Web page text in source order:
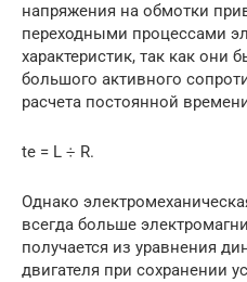
напряжения на обмотки
переходными процессами
характеристик, так как они
большого активного
расчета постоянной
te = L ÷ R.
Однако
всегда больше
получается из уравнения
двигателя при сохранении